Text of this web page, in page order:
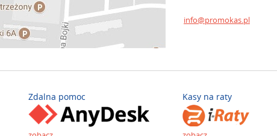
info@promokas.pl
Zdalna pomoc Kasy na raty